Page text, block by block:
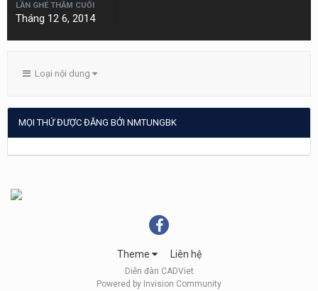
LẦN GHÉ THĂM CUỐI
Tháng 12 6, 2014
Loại nội dung
MỌI THỨ ĐƯỢC ĐĂNG BỞI NMTUNGBK
Theme Liên hệ
Diễn đàn CADViet
Powered by Invision Community